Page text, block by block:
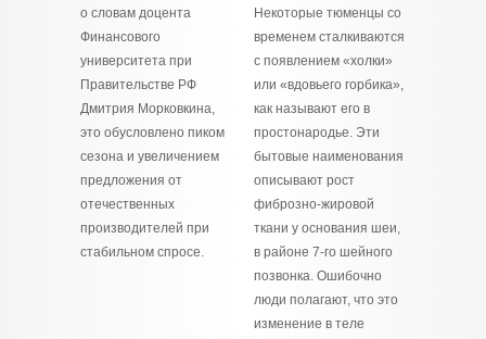
о словам доцента
Финансового
университета при
Правительстве РФ
Дмитрия Морковкина,
это обусловлено пиком
сезона и увеличением
предложения от
отечественных
производителей при
стабильном спросе.
Некоторые тюменцы со
временем сталкиваются
с появлением «холки»
или «вдовьего горбика»,
как называют его в
простонародье. Эти
бытовые наименования
описывают рост
фиброзно‑жировой
ткани у основания шеи,
в районе 7‑го шейного
позвонка. Ошибочно
люди полагают, что это
изменение в теле